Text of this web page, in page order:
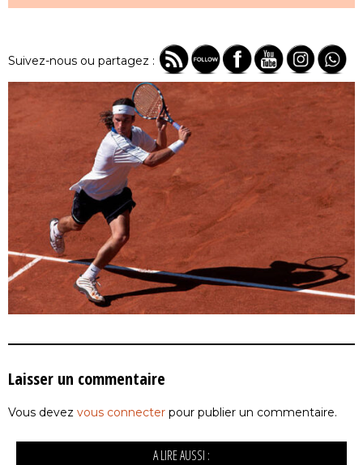
Suivez-nous ou partagez :
Laisser un commentaire
Vous devez vous connecter pour publier un commentaire.
A LIRE AUSSI :